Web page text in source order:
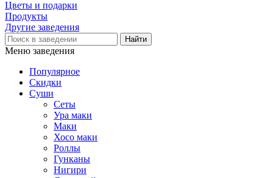
Цветы и подарки
Продукты
Другие заведения
Меню заведения
Популярное
Скидки
Суши
Сеты
Ура маки
Маки
Хосо маки
Роллы
Гунканы
Нигири